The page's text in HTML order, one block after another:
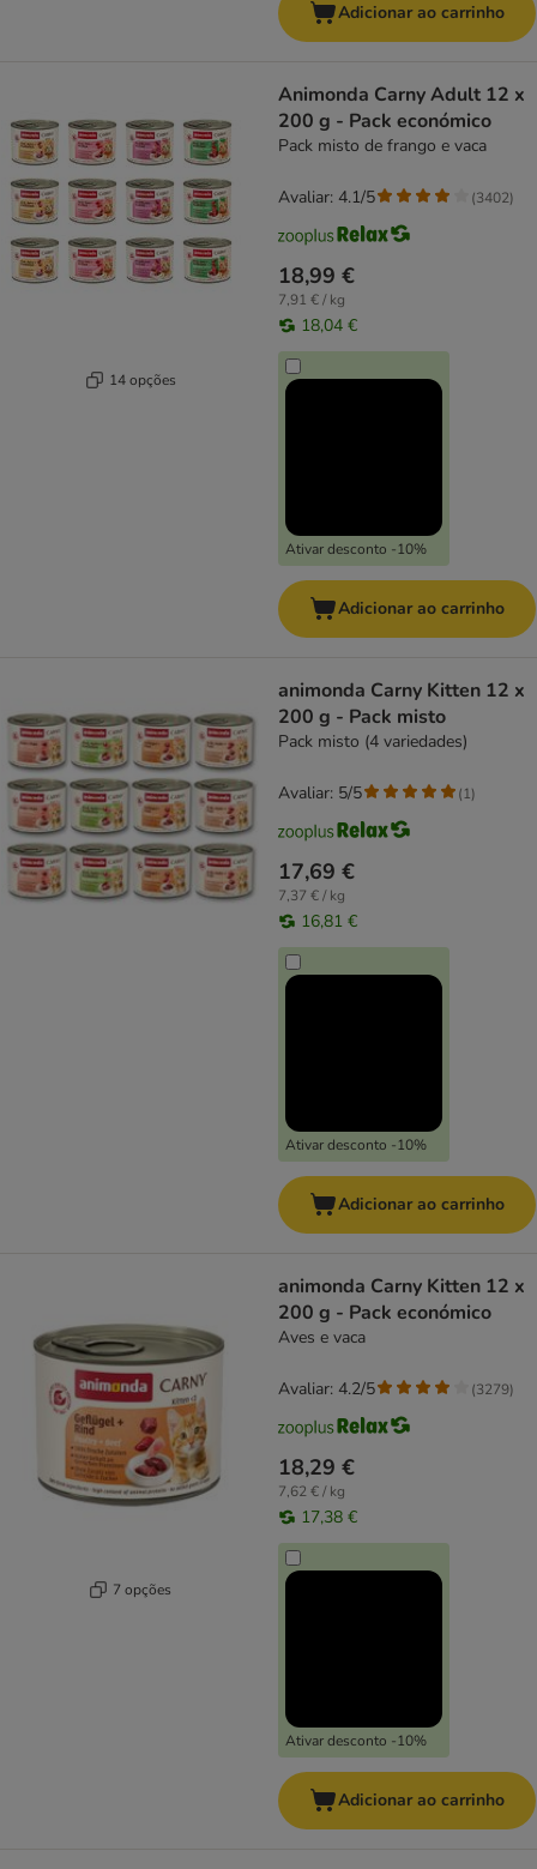
Adicionar ao carrinho
14 opções
Animonda Carny Adult 12 x
200 g - Pack económico
Pack misto de frango e vaca
18,99 €
7,91 € / kg
18,04 €
Ativar desconto -10%
Avaliar: 4.1/5 (3402)
Adicionar ao carrinho
animonda Carny Kitten 12 x
200 g - Pack misto
Pack misto (4 variedades)
17,69 €
7,37 € / kg
16,81 €
Ativar desconto -10%
Avaliar: 5/5 (1)
Adicionar ao carrinho
7 opções
animonda Carny Kitten 12 x
200 g - Pack económico
Aves e vaca
18,29 €
7,62 € / kg
17,38 €
Ativar desconto -10%
Avaliar: 4.2/5 (3279)
Adicionar ao carrinho